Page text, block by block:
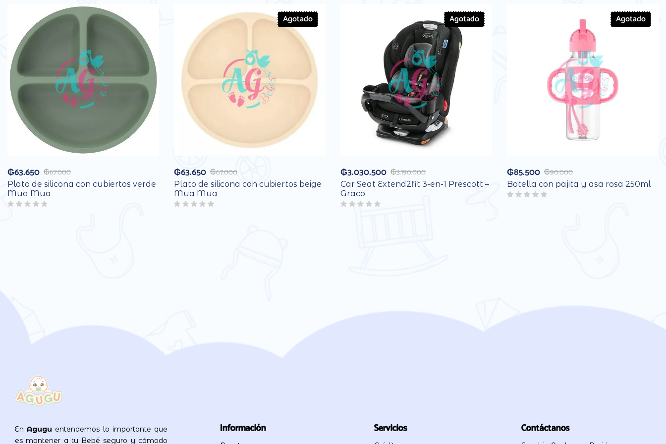
₲67.000
₲63.650
Plato de silicona con cubiertos verde
Mua Mua
Agotado
₲67.000
₲63.650
Plato de silicona con cubiertos beige
Mua Mua
Agotado
₲3.190.000
₲3.030.500
Car Seat Extend2fit 3-en-1 Prescott –
Graco
Agotado
₲90.000
₲85.500
Botella con pajita y asa rosa 250ml
En Agugu entendemos lo importante que
es mantener a tu Bebé seguro y cómodo
Información Servicios Contáctanos